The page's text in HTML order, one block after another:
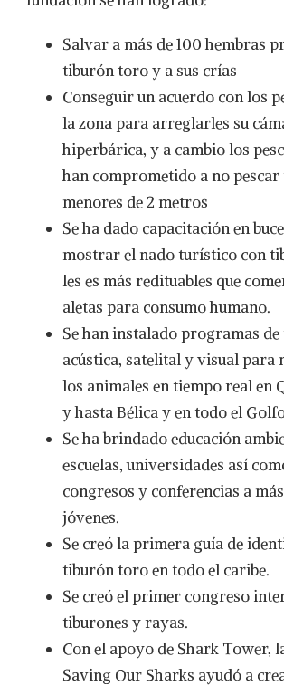
Salvar a más de 100 hembras
tiburón toro y a sus crías
Conseguir un acuerdo con los
la zona para arreglarles su
hiperbárica, y a cambio los
han comprometido a no pescar
menores de 2 metros
Se ha dado capacitación en
mostrar el nado turístico con
les es más redituables que
aletas para consumo humano.
Se han instalado programas
acústica, satelital y visual para
los animales en tiempo real en
y hasta Bélica y en todo el
Se ha brindado educación
escuelas, universidades así
congresos y conferencias a
jóvenes.
Se creó la primera guía de
tiburón toro en todo el caribe.
Se creó el primer congreso
tiburones y rayas.
Con el apoyo de Shark Tower,
Saving Our Sharks ayudó a